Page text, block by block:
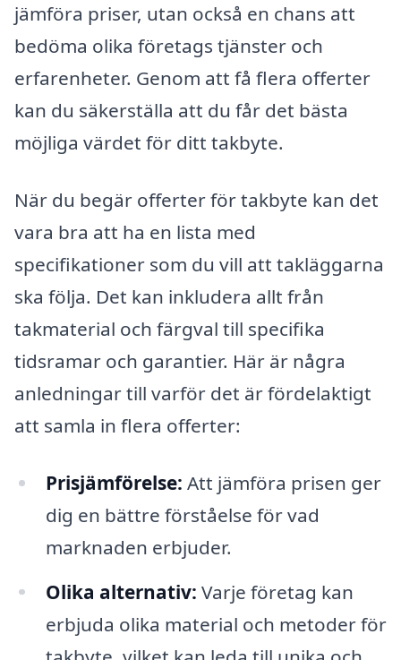
jämföra priser, utan också en chans att
bedöma olika företags tjänster och
erfarenheter. Genom att få flera offerter
kan du säkerställa att du får det bästa
möjliga värdet för ditt takbyte.
När du begär offerter för takbyte kan det
vara bra att ha en lista med
specifikationer som du vill att takläggarna
ska följa. Det kan inkludera allt från
takmaterial och färgval till specifika
tidsramar och garantier. Här är några
anledningar till varför det är fördelaktigt
att samla in flera offerter:
Prisjämförelse: Att jämföra prisen ger
dig en bättre förståelse för vad
marknaden erbjuder.
Olika alternativ: Varje företag kan
erbjuda olika material och metoder för